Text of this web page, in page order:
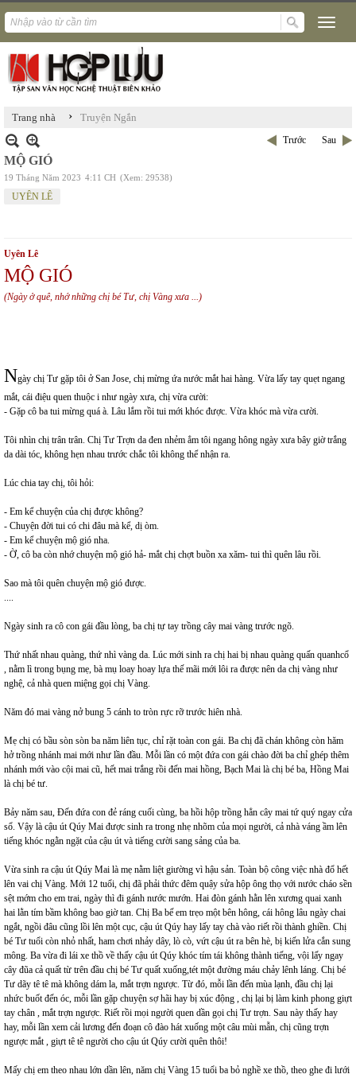
Trang nhà › Truyện Ngắn
Trước Sau
MỘ GIÓ
19 Tháng Năm 2023 4:11 CH (Xem: 29538)
UYÊN LÊ
Uyên Lê
MỘ GIÓ
(Ngày ở quê, nhớ những chị bé Tư, chị Vàng xưa ...)
Ngày chị Tư gặp tôi ở San Jose, chị mừng ứa nước mắt hai hàng. Vừa lấy tay quẹt ngang
mắt, cái điệu quen thuộc i như ngày xưa, chị vừa cười:
- Gặp cô ba tui mừng quá à. Lâu lắm rồi tui mới khóc được. Vừa khóc mà vừa cười.
Tôi nhìn chị trân trân. Chị Tư Trợn da đen nhẻm ẳm tôi ngang hông ngày xưa bây giờ trắng
da dài tóc, không hẹn nhau trước chắc tôi không thể nhận ra.
Lúc chia tay chị, tôi hỏi:
- Em kể chuyện của chị được không?
- Chuyện đời tui có chi đâu mà kể, dị òm.
- Em kể chuyện mộ gió nha.
- Ờ, cô ba còn nhớ chuyện mộ gió hả- mắt chị chợt buồn xa xăm- tui thì quên lâu rồi.
Sao mà tôi quên chuyện mộ gió được.
....
Ngày sinh ra cô con gái đầu lòng, ba chị tự tay trồng cây mai vàng trước ngõ.
Thứ nhất nhau quàng, thứ nhì vàng da. Lúc mới sinh ra chị hai bị nhau quàng quấn quanhcổ
, nằm lì trong bụng mẹ, bà mụ loay hoay lựa thế mãi mới lôi ra được nên da chị vàng như
nghệ, cả nhà quen miệng gọi chị Vàng.
Năm đó mai vàng nở bung 5 cánh to tròn rực rỡ trước hiên nhà.
Mẹ chị có bầu sòn sòn ba năm liên tục, chỉ rặt toàn con gái. Ba chị đã chán không còn hăm
hở trồng nhánh mai mới như lần đầu. Mỗi lần có một đứa con gái chào đời ba chỉ ghép thêm
nhánh mới vào cội mai cũ, hết mai trắng rồi đến mai hồng, Bạch Mai là chị bé ba, Hồng Mai
là chị bé tư.
Bảy năm sau, Đến đứa con đẻ ráng cuối cùng, ba hồi hộp trồng hẳn cây mai tứ quý ngay cửa
sổ. Vậy là cậu út Qúy Mai được sinh ra trong nhẹ nhõm của mọi người, cả nhà váng ầm lên
tiếng khóc ngằn ngặt của cậu út và tiếng cười sang sảng của ba.
Vừa sinh ra cậu út Qúy Mai là mẹ nằm liệt giường vì hậu sản. Toàn bộ công việc nhà đổ hết
lên vai chị Vàng. Mới 12 tuổi, chị đã phải thức đêm quậy sửa hộp ông thọ với nước cháo sền
sệt mớm cho em trai, ngày thì đi gánh nước mướn. Hai đòn gánh hằn lên xương quai xanh
hai lằn tím bầm không bao giờ tan. Chị Ba bế em trẹo một bên hông, cái hông lâu ngày chai
ngắt, ngồi đâu cũng lồi lên một cục, cậu út Qúy hay lấy tay chà vào riết rồi thành ghiền. Chị
bé Tư tuổi còn nhỏ nhất, ham chơi nhảy dây, lò cò, vứt cậu út ra bên hè, bị kiến lửa cắn sung
mông. Ba vừa đi lái xe thồ về thấy cậu út Qúy khóc tím tái không thành tiếng, vội lấy ngay
cây đũa cả quất từ trên đầu chị bé Tư quất xuống,tét một đường máu chảy lênh láng. Chị bé
Tư dãy tê tê mà không dám la, mắt trợn ngược. Từ đó, mỗi lần đến mùa lạnh, đầu chị lại
nhức buốt đến óc, mỗi lần gặp chuyện sợ hãi hay bị xúc động , chị lại bị làm kinh phong giựt
tay chân , mắt trợn ngược. Riết rồi mọi người quen dần gọi chị Tư trợn. Sau này thấy hay
hay, mỗi lần xem cải lương đến đoạn cô đào hát xuống một câu mùi mẫn, chị cũng trợn
ngược mắt , giựt tê tê người cho cậu út Qúy cười quên thôi!
Mấy chị em theo nhau lớn dần lên, năm chị Vàng 15 tuổi ba bỏ nghề xe thồ, theo ghe đi lưới